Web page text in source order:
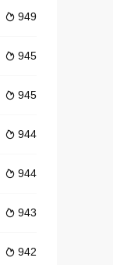
 949
 945
 945
 944
 944
 943
 942